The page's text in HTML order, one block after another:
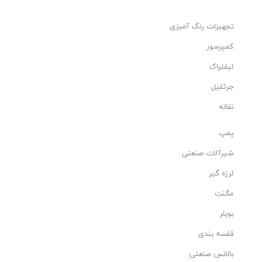
تجهیزات رنگ آمیزی
کمپرسور
لیفتراک
جرثقیل
نقاله
پمپ
شیرآلات صنعتی
لرزه گیر
مگنت
بویلر
قفسه بندی
بالانس صنعتی